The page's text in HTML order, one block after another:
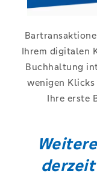
Ihrem digitalen
Buchhaltung
wenigen Klicks
Ihre erste